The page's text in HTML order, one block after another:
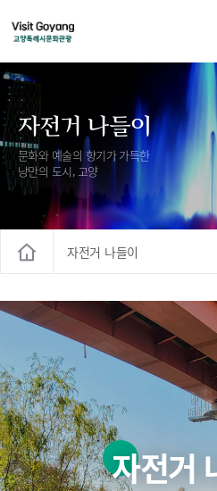
자전거 나들이
문화와 예술의 향기가 가득한
낭만의 도시, 고양
자전거 나들이
자전거